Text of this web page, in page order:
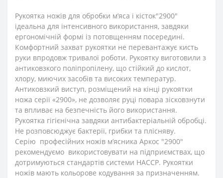
Рукоятка ножів для обробки м’яса і кісток"2900"
ідеальна для інтенсивного використання, завдяки
ергономічній формі із потовщенням посередині.
Комфортний захват рукоятки не перевантажує кисть
руки впродовж тривалої роботи. Рукоятку виготовили з
антиковзкого поліпропілену, що стійкий до кислот,
хлору, миючих засобів та високих температур.
Антиковзкий виступ, розміщений на кінці рукоятки
ножа серії «2900», не дозволяє руці повара зісковзнути
та впливає на безпечність його використання.
Рукоятка гігієнічна завдяки антибактеріальній обробці.
Не розповсюджує бактерії, грибки та плісняву.
Серію професійних ножів м’ясника Аркос "2900"
рекомендуємо використовувати на підприємствах, що
дотримуються стандартів системи HACCP. Рукоятки
ножів мають кольорове кодування за призначенням.